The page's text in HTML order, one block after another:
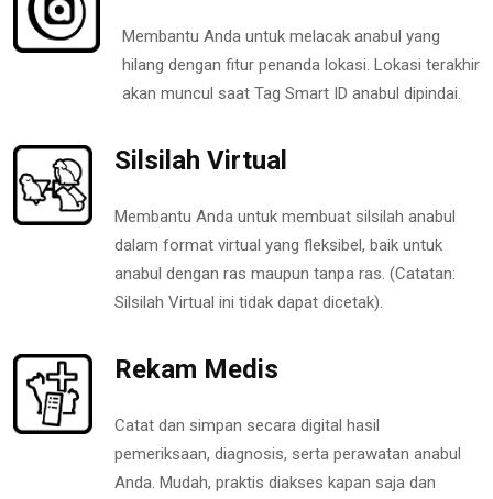
Membantu Anda untuk melacak anabul yang
hilang dengan fitur penanda lokasi. Lokasi terakhir
akan muncul saat Tag Smart ID anabul dipindai.
Silsilah Virtual
Membantu Anda untuk membuat silsilah anabul
dalam format virtual yang fleksibel, baik untuk
anabul dengan ras maupun tanpa ras. (Catatan:
Silsilah Virtual ini tidak dapat dicetak).
Rekam Medis
Catat dan simpan secara digital hasil
pemeriksaan, diagnosis, serta perawatan anabul
Anda. Mudah, praktis diakses kapan saja dan